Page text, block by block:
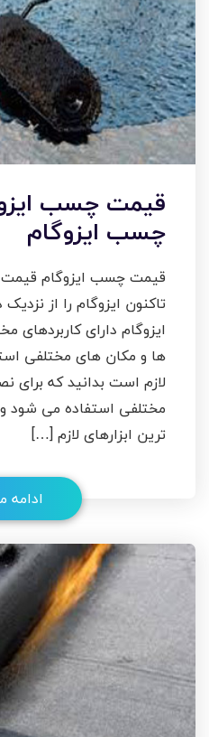
قیمت چسب
چسب ایزوگام
قیمت چسب ایزوگام قیمت
تاکنون ایزوگام را از
ایزوگام دارای
ها و مکان های مختلفی
لازم است بدانید که برای
مختلفی استفاده‌ می شود
ترین ابزارهای لازم […]